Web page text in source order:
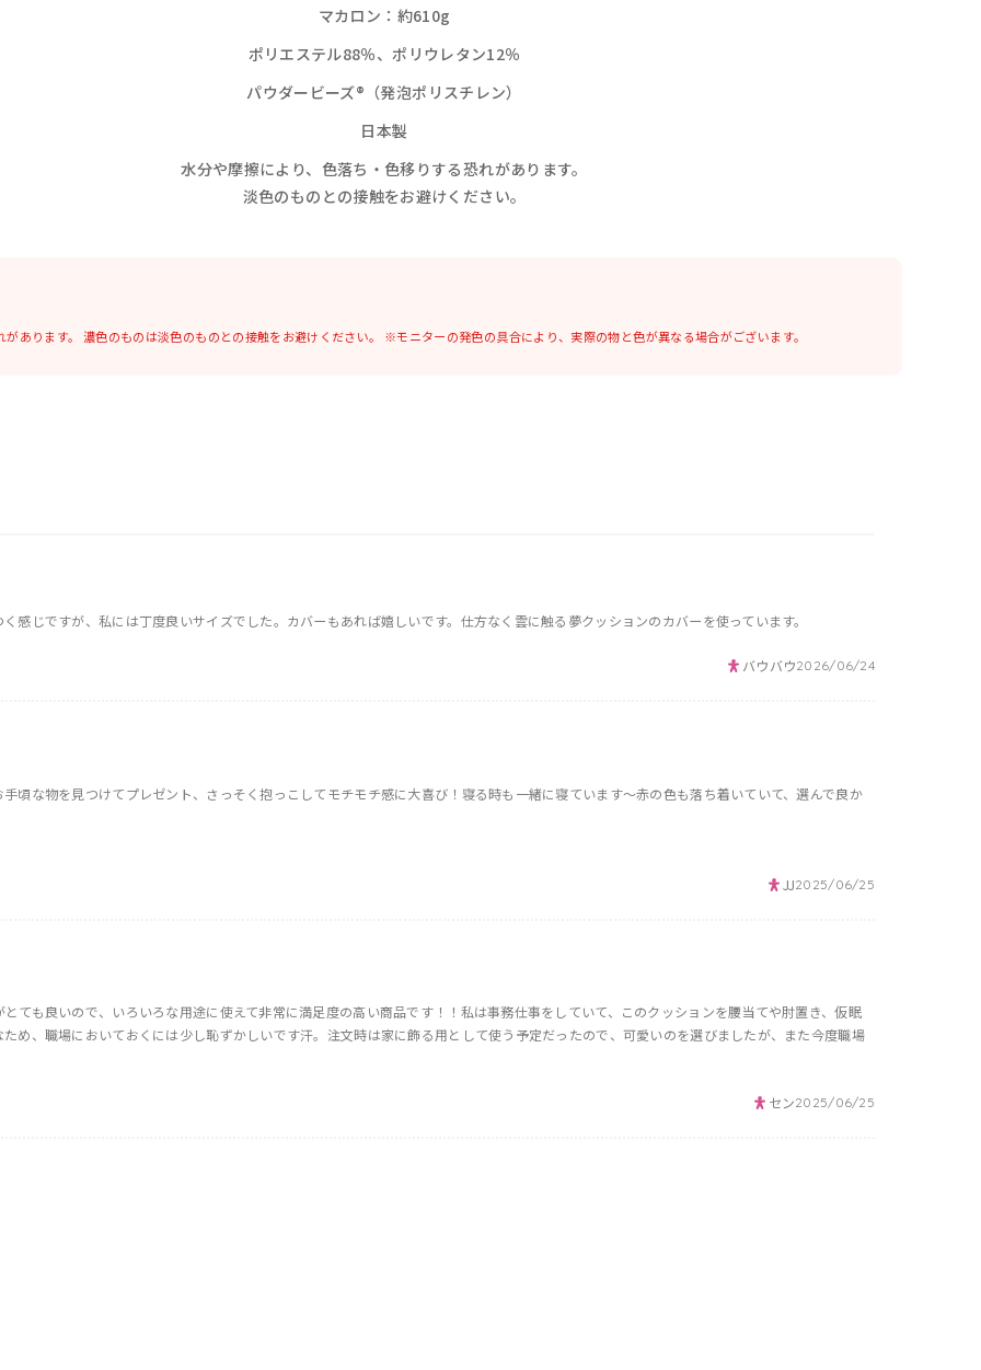
マカロン： 約610g
ポリエステル88％、ポリウレタン12％
パウダービーズ®（発泡ポリスチレン）
日本製
水分や摩擦により、色落ち・色移りする恐れがあります。
淡色のものとの接触をお避けください。
あります。 濃色のものは淡色のものとの接触をお避けください。 ※モニターの発色の具合により、実際の物と色が異なる場合がございます。
感じですが、私には丁度良いサイズでした。カバーもあれば嬉しいです。仕方なく雲に触る夢クッションのカバーを使っています。
バウバウ2026/06/24
頃な物を見つけてプレゼント、さっそく抱っこしてモチモチ感に大喜び！寝る時も一緒に寝ています〜赤の色も落ち着いていて、選んで良か
JJ2025/06/25
ても良いので、いろいろな用途に使えて非常に満足度の高い商品です！！私は事務仕事をしていて、このクッションを腰当てや肘置き、仮眠
め、職場においておくには少し恥ずかしいです汗。注文時は家に飾る用として使う予定だったので、可愛いのを選びましたが、また今度職場
セン2025/06/25